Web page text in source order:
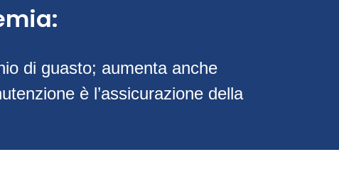
di guasto; aumenta anche
è l’assicurazione della